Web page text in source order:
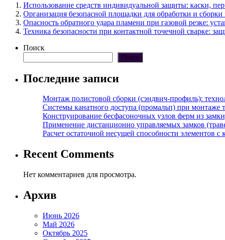
Использование средств индивидуальной защиты: каски,
Организация безопасной площадки для обработки и сборки
Опасность обратного удара пламени при газовой резке:
Техника безопасности при контактной точечной сварке:
Поиск
Поиск
Последние записи
Монтаж полистовой сборки (сэндвич-профиль):
Системы канатного доступа (промальп) при монтаже
Конструирование бесфасоночных узлов ферм из
Применение дистанционно управляемых замков
Расчет остаточной несущей способности элементов
Recent Comments
Нет комментариев для просмотра.
Архив
Июнь 2026
Май 2026
Октябрь 2025